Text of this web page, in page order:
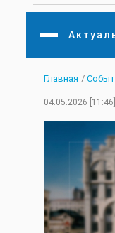
Главная
Актуальное
Экономика
Культура
Интервью
Главная /
04.05.2026 [11:46]